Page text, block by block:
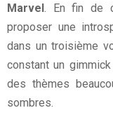
Marvel . En fin de
proposer une
dans un troisième
constant un
des thèmes
sombres.